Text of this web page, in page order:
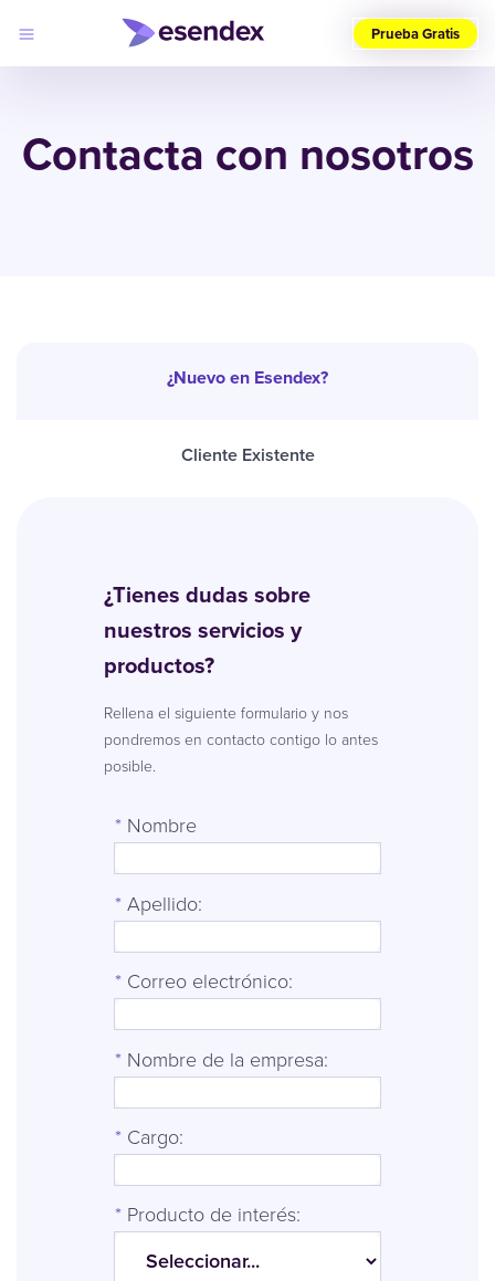
país
(ES)
Prueba Gratis
Contacta con nosotros
¿Nuevo en Esendex?
Cliente Existente
¿Tienes dudas sobre
nuestros servicios y
productos?
Rellena el siguiente formulario y nos
pondremos en contacto contigo lo antes
posible.
* Nombre
*Apellido:
* Correo electrónico:
* Nombre de la empresa:
* Cargo:
* Producto de interés: